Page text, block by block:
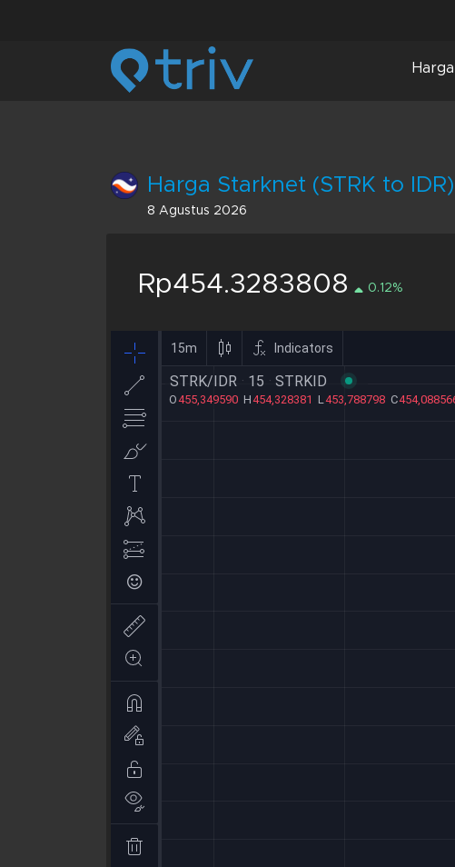
Harga Starknet (STRK to IDR)
8 Agustus 2026
Rp454.3283808 0.12%